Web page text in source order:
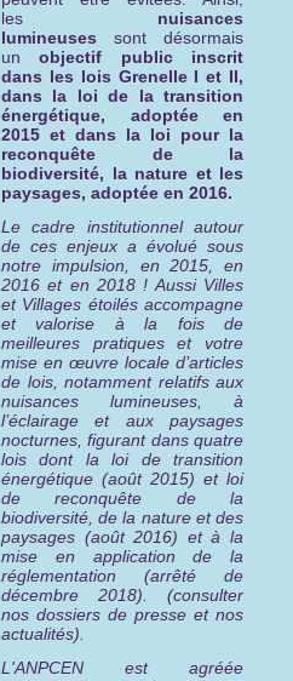
les nuisances
lumineuses sont désormais
unobjectif public inscrit
dans les lois Grenelle I et II,
dans la loi de la transition
énergétique, adoptée en
2015 et dans la loi pour la
reconquête de la
biodiversité, la nature et les
paysages, adoptée en 2016.
Le cadre institutionnel autour
de ces enjeux a évolué sous
notre impulsion, en 2015, en
2016 et en 2018 ! Aussi Villes
et Villages étoilés accompagne
et valorise à la fois de
meilleures pratiques et votre
mise en œuvre locale d’articles
de lois, notamment relatifs aux
nuisances lumineuses, à
l’éclairage et aux paysages
nocturnes, figurant dans quatre
lois dont la loi de transition
énergétique (août 2015) et loi
de reconquête de la
biodiversité, de la nature et des
paysages (août 2016) et à la
mise en application de la
réglementation (arrêté de
décembre 2018). (consulter
nos dossiers de presse et nos
actualités).
L'ANPCEN est agréée